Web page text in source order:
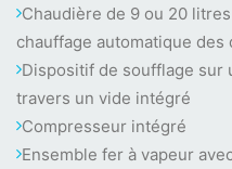
Chaudière de 9 ou 20
chauffage automatique des
Dispositif de soufflage sur
travers un vide intégré
Compresseur intégré
Ensemble fer à vapeur